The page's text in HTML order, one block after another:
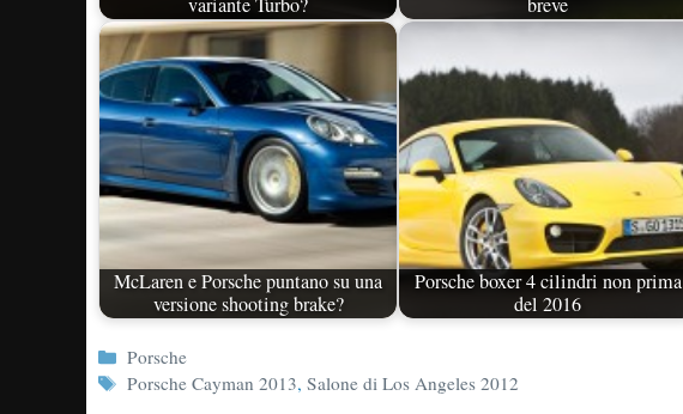
variante Turbo?
breve
McLaren e Porsche puntano su una
versione shooting brake?
Porsche boxer 4 cilindri non prima
del 2016
Categorie
Porsche
Tag
Porsche Cayman 2013,Salone di Los Angeles 2012